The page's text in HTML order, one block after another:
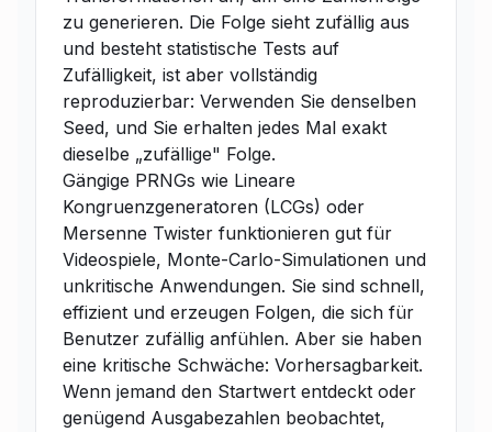
zu generieren. Die Folge sieht zufällig aus
und besteht statistische Tests auf
Zufälligkeit, ist aber vollständig
reproduzierbar: Verwenden Sie denselben
Seed, und Sie erhalten jedes Mal exakt
dieselbe „zufällige" Folge.
Gängige PRNGs wie Lineare
Kongruenzgeneratoren (LCGs) oder
Mersenne Twister funktionieren gut für
Videospiele, Monte-Carlo-Simulationen und
unkritische Anwendungen. Sie sind schnell,
effizient und erzeugen Folgen, die sich für
Benutzer zufällig anfühlen. Aber sie haben
eine kritische Schwäche: Vorhersagbarkeit.
Wenn jemand den Startwert entdeckt oder
genügend Ausgabezahlen beobachtet,